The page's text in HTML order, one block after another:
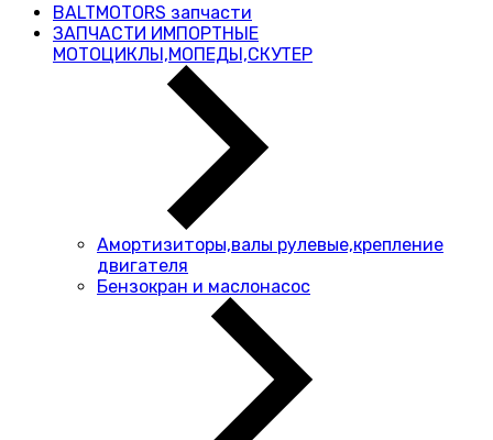
BALTMOTORS запчасти
ЗАПЧАСТИ ИМПОРТНЫЕ
МОТОЦИКЛЫ,МОПЕДЫ,СКУТЕР
Амортизиторы,валы рулевые,крепление
двигателя
Бензокран и маслонасос